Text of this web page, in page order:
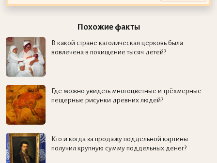
Похожие факты
В какой стране католическая церковь была
вовлечена в похищение тысяч детей?
Где можно увидеть многоцветные и трёхмерные
пещерные рисунки древних людей?
Кто и когда за продажу поддельной картины
получил крупную сумму поддельных денег?